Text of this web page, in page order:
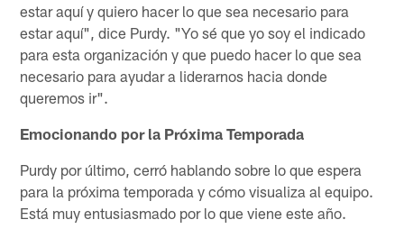
estar aquí y quiero hacer lo que sea necesario para
estar aquí", dice Purdy. "Yo sé que yo soy el indicado
para esta organización y que puedo hacer lo que sea
necesario para ayudar a liderarnos hacia donde
queremos ir".
Emocionando por la Próxima Temporada
Purdy por último, cerró hablando sobre lo que espera
para la próxima temporada y cómo visualiza al equipo.
Está muy entusiasmado por lo que viene este año.